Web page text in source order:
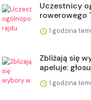
Uczestnicy
rowerowego
1 godzina
Zbliżają się
apeluje:
1 godzina